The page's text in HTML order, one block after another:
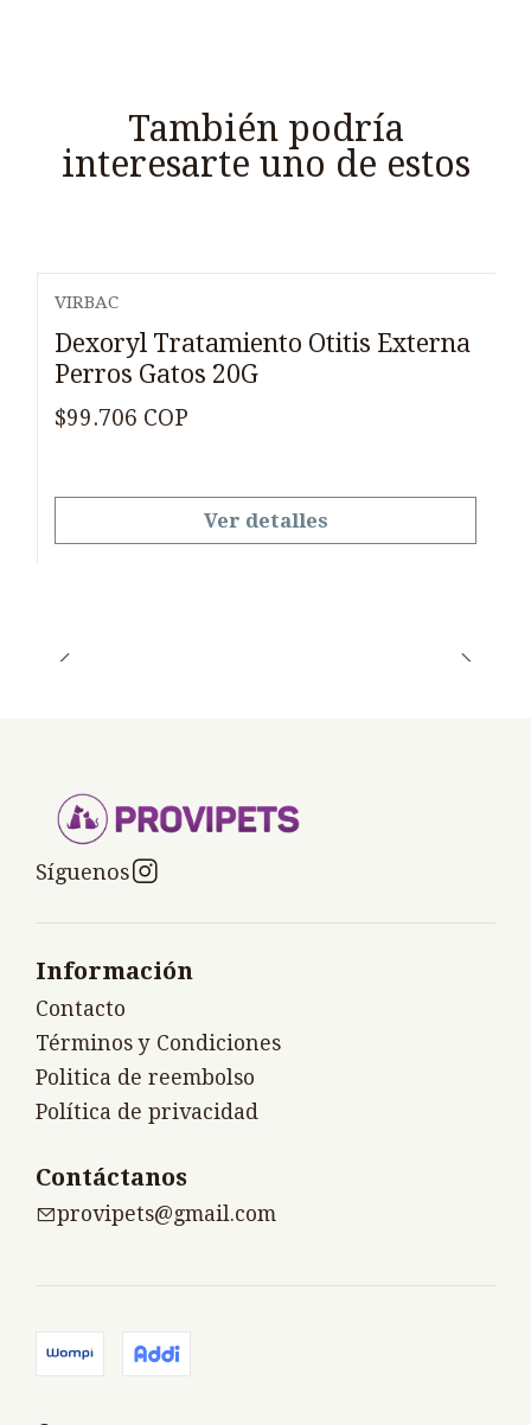
También podría
interesarte uno de estos
VIRBAC
Dexoryl Tratamiento Otitis Externa
Perros Gatos 20G
$99.706 COP
Ver detalles
Síguenos
Información
Contacto
Términos y Condiciones
Politica de reembolso
Política de privacidad
Contáctanos
provipets@gmail.com